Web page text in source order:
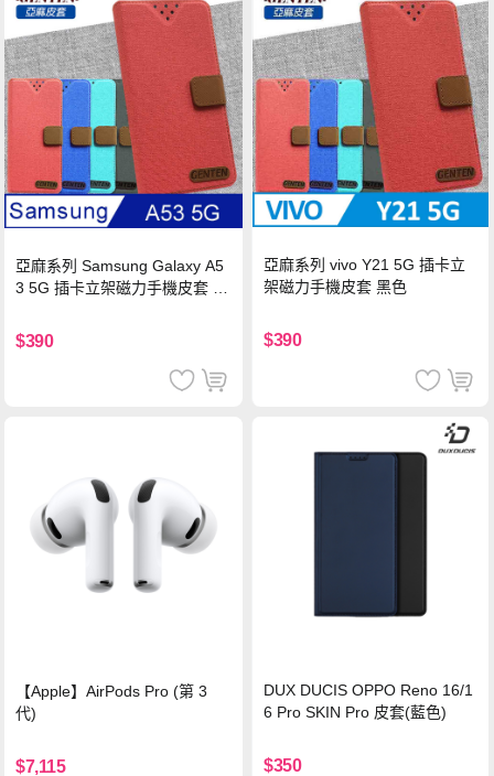
亞麻系列 Samsung Galaxy A5
3 5G 插卡立架磁力手機皮套 藍
$390
亞麻系列 vivo Y21 5G 插卡立
架磁力手機皮套 黑色
$390
【Apple】AirPods Pro (第 3
代)
$7,115
DUX DUCIS OPPO Reno 16/1
6 Pro SKIN Pro 皮套(藍色)
$350